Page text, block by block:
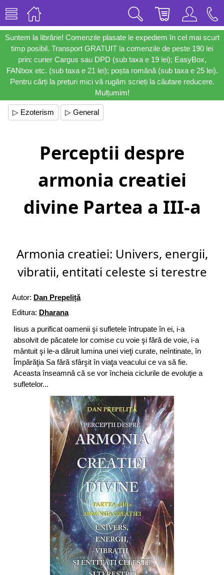
Suntem la librărie! Comenzile plasate le expediem în cel mai scurt
timp posibil. Transport GRATUIT la comenzile de peste 190 lei
prin: curier Cargus sau DPD (sub taxa e 19 lei); EasyBox,
FANbox etc. (sub taxa e 21 lei); poșta română (sub taxa e 25 lei).
Pentru cărți la prețuri mici vă rugăm scrieți la căutare reducere.
Mulțumim!
▷ Ezoterism ▷ General
Perceptii despre
armonia creatiei
divine Partea a III-a
Armonia creatiei: Univers, energii,
vibratii, entitati celeste si terestre
Autor: Dan Prepeliță
Editura: Dharana
Iisus a purificat oamenii şi sufletele întrupate în ei, i-a
absolvit de păcatele lor comise cu voie şi fără de voie, i-a
mântuit şi le-a dăruit lumina unei vieţi curate, neîntinate, în
Împărăţia Sa fără sfârşit în viaţa veacului ce va să fie.
Aceasta înseamnă că se vor încheia ciclurile de evoluţie a
sufletelor...